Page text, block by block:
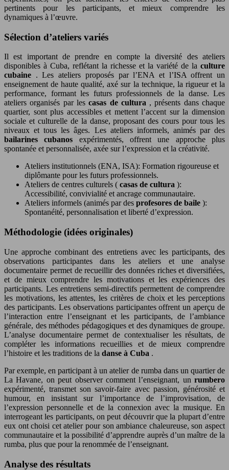
pertinents pour les participants, et mieux comprendre les
dynamiques à l’œuvre.
Sélection d’ateliers variés
Il est important de prendre en compte la diversité des ateliers
disponibles à Cuba, reflétant la richesse et la variété de la culture
cubaine . Les ateliers proposés par l’ENA et l’ISA offrent un
enseignement de haute qualité, axé sur la technique, la rigueur et la
performance, formant les futurs professionnels de la danse. Les
ateliers organisés par lescasas de cultura , présents dans chaque
quartier, sont plus accessibles et mettent l’accent sur la dimension
sociale et culturelle de la danse, proposant des cours pour tous les
niveaux et tous les âges. Les ateliers informels, animés par des
bailarines cubanos expérimentés, offrent une approche plus
spontanée et personnalisée, axée sur l’expression et la créativité.
Ateliers institutionnels (ENA, ISA): Formation rigoureuse et
diplômante pour les futurs professionnels.
Ateliers de centres culturels ( casas de cultura ):
Accessibilité, convivialité et ancrage communautaire.
Ateliers informels (animés par des profesores de baile ):
Spontanéité, personnalisation et liberté d’expression.
Méthodologie (idées originales)
Une approche combinant des entretiens avec les participants, des
observations participantes dans les ateliers et une analyse
documentaire permet de recueillir des données riches et diversifiées,
et de mieux comprendre les motivations et les expériences des
participants. Les entretiens semi-directifs permettent de comprendre
les motivations, les attentes, les critères de choix et les perceptions
des participants. Les observations participantes offrent un aperçu de
l’interaction entre l’enseignant et les participants, de l’ambiance
générale, des méthodes pédagogiques et des dynamiques de groupe.
L’analyse documentaire permet de contextualiser les résultats, de
compléter les informations recueillies et de mieux comprendre
l’histoire et les traditions de la danse à Cuba .
Par exemple, en participant à un atelier de rumba dans un quartier de
La Havane, on peut observer comment l’enseignant, un rumbero
expérimenté, transmet son savoir-faire avec passion, générosité et
humour, en insistant sur l’importance de l’improvisation, de
l’expression personnelle et de la connexion avec la musique. En
interrogeant les participants, on peut découvrir que la plupart d’entre
eux ont choisi cet atelier pour son ambiance chaleureuse, son aspect
communautaire et la possibilité d’apprendre auprès d’un maître de la
rumba, plus que pour la renommée de l’enseignant.
Analyse des résultats